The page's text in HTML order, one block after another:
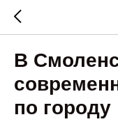
В
по городу